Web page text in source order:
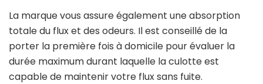
La marque vous assure également une absorption
totale du flux et des odeurs. Il est conseillé de la
porter la première fois à domicile pour évaluer la
durée maximum durant laquelle la culotte est
capable de maintenir votre flux sans fuite.